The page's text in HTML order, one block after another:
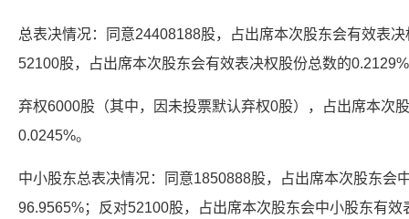
总表决情况：同意24408188股，占出席本次股东会有效表
52100股，占出席本次股东会有效表决权股份总数的
弃权6000股（其中，因未投票默认弃权0股），占出席本次
0.0245%。
中小股东总表决情况：同意1850888股，占出席本次股东会
96.9565%；反对52100股，占出席本次股东会中小股东有